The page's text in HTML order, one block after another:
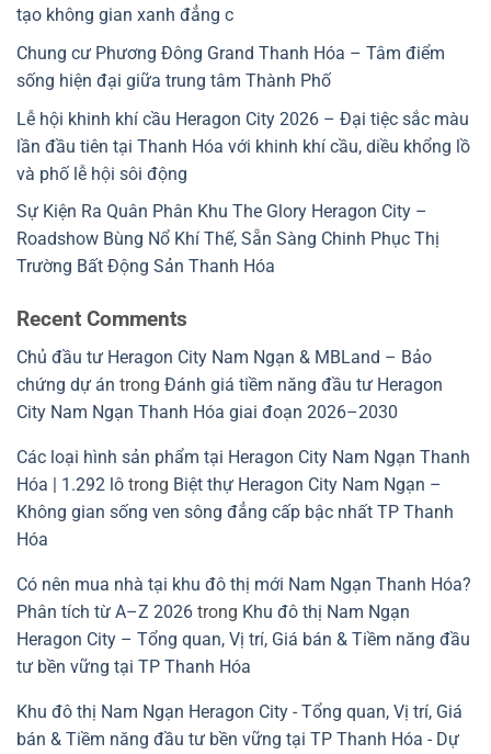
tạo không gian xanh đẳng c
Chung cư Phương Đông Grand Thanh Hóa – Tâm điểm
sống hiện đại giữa trung tâm Thành Phố
Lễ hội khinh khí cầu Heragon City 2026 – Đại tiệc sắc màu
lần đầu tiên tại Thanh Hóa với khinh khí cầu, diều khổng lồ
và phố lễ hội sôi động
Sự Kiện Ra Quân Phân Khu The Glory Heragon City –
Roadshow Bùng Nổ Khí Thế, Sẵn Sàng Chinh Phục Thị
Trường Bất Động Sản Thanh Hóa
Recent Comments
Chủ đầu tư Heragon City Nam Ngạn & MBLand – Bảo
chứng dự án trong Đánh giá tiềm năng đầu tư Heragon
City Nam Ngạn Thanh Hóa giai đoạn 2026–2030
Các loại hình sản phẩm tại Heragon City Nam Ngạn Thanh
Hóa | 1.292 lô trong Biệt thự Heragon City Nam Ngạn –
Không gian sống ven sông đẳng cấp bậc nhất TP Thanh
Hóa
Có nên mua nhà tại khu đô thị mới Nam Ngạn Thanh Hóa?
Phân tích từ A–Z 2026 trong Khu đô thị Nam Ngạn
Heragon City – Tổng quan, Vị trí, Giá bán & Tiềm năng đầu
tư bền vững tại TP Thanh Hóa
Khu đô thị Nam Ngạn Heragon City - Tổng quan, Vị trí, Giá
bán & Tiềm năng đầu tư bền vững tại TP Thanh Hóa - Dự